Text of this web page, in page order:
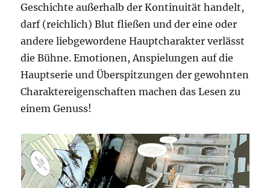
Geschichte außerhalb der Kontinuität handelt,
darf (reichlich) Blut fließen und der eine oder
andere liebgewordene Hauptcharakter verlässt
die Bühne. Emotionen, Anspielungen auf die
Hauptserie und Überspitzungen der gewohnten
Charaktereigenschaften machen das Lesen zu
einem Genuss!